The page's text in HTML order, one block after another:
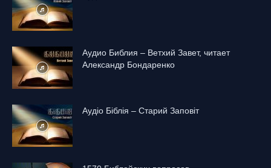
Аудио Библия – Ветхий Завет, читает
Александр Бондаренко
Аудіо Біблія – Старий Заповіт